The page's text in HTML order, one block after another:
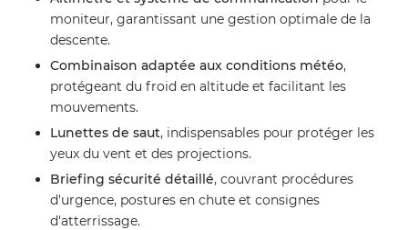
moniteur, garantissant une gestion optimale de la
descente.
Combinaison adaptée aux conditions météo,
protégeant du froid en altitude et facilitant les
mouvements.
Lunettes de saut, indispensables pour protéger les
yeux du vent et des projections.
Briefing sécurité détaillé, couvrant procédures
d'urgence, postures en chute et consignes
d'atterrissage.